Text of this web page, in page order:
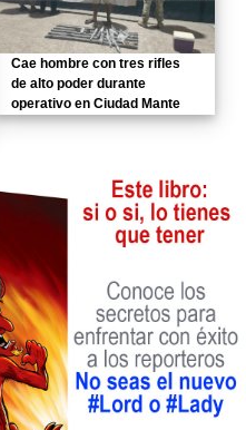
Cae hombre con tres rifles
de alto poder durante
operativo en Ciudad Mante